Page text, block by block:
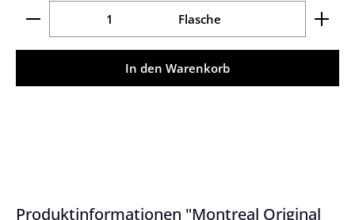
Produkt Anzahl: Gib den gewünschten Wert ein
Flasche
In den Warenkorb
Produktinformationen "Montreal Original